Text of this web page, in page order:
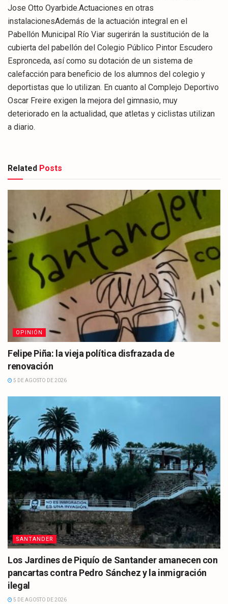
Jose Otto Oyarbide.Actuaciones en otras
instalacionesAdemás de la actuación integral en el
Pabellón Municipal Río Viar sugerirán la sustitución de la
cubierta del pabellón del Colegio Público Pintor Escudero
Espronceda, así como su dotación de un sistema de
calefacción para beneficio de los alumnos del colegio y
deportistas que lo utilizan. En cuanto al Complejo Deportivo
Oscar Freire exigen la mejora del gimnasio, muy
deteriorado en la actualidad, que atletas y ciclistas utilizan
a diario.
Related Posts
OPINIÓN
Felipe Piña: la vieja política disfrazada de
renovación
5 DE AGOSTO DE 2026
SANTANDER
Los Jardines de Piquío de Santander amanecen con
pancartas contra Pedro Sánchez y la inmigración
ilegal
5 DE AGOSTO DE 2026